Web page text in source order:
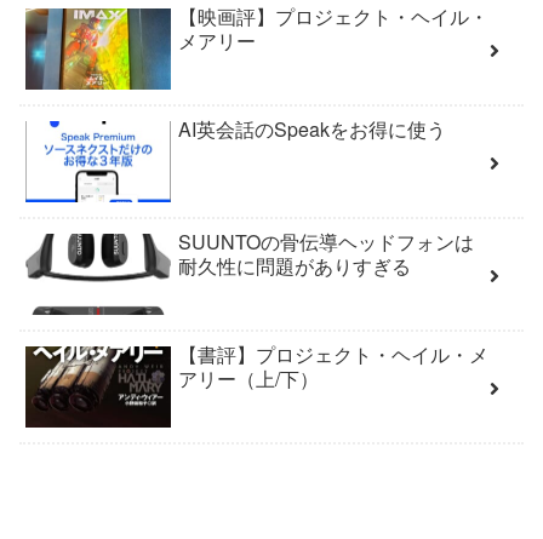
【映画評】プロジェクト・ヘイル・
メアリー
AI英会話のSpeakをお得に使う
SUUNTOの骨伝導ヘッドフォンは
耐久性に問題がありすぎる
【書評】プロジェクト・ヘイル・メ
アリー（上/下）